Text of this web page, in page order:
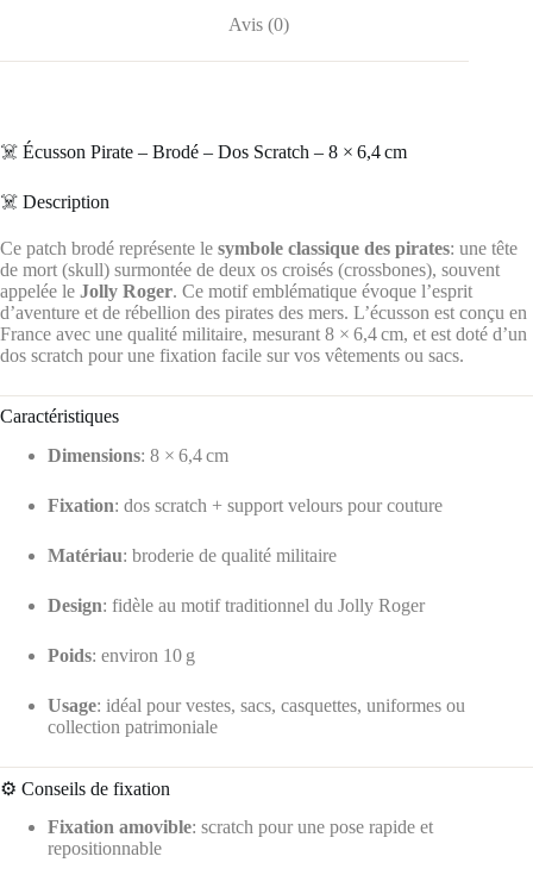
Avis (0)
‍☠️ Écusson Pirate – Brodé – Dos Scratch – 8 × 6,4 cm
‍☠️ Description
Ce patch brodé représente le symbole classique des pirates: une tête
de mort (skull) surmontée de deux os croisés (crossbones), souvent
appelée le Jolly Roger. Ce motif emblématique évoque l’esprit
d’aventure et de rébellion des pirates des mers. L’écusson est conçu en
France avec une qualité militaire, mesurant 8 × 6,4 cm, et est doté d’un
dos scratch pour une fixation facile sur vos vêtements ou sacs.
Caractéristiques
Dimensions: 8 × 6,4 cm
Fixation: dos scratch + support velours pour couture
Matériau: broderie de qualité militaire
Design: fidèle au motif traditionnel du Jolly Roger
Poids: environ 10 g
Usage: idéal pour vestes, sacs, casquettes, uniformes ou
collection patrimoniale
⚙️ Conseils de fixation
Fixation amovible: scratch pour une pose rapide et
repositionnable